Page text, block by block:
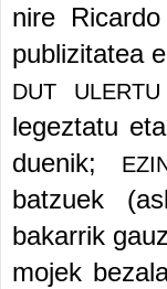
nire
publizitatea
DUT ULERTU
legeztatu
duenik;
batzuek
bakarrik
mojek